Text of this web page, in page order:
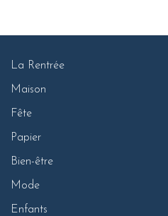
La Rentrée
Maison
Fête
Papier
Bien-être
Mode
Enfants